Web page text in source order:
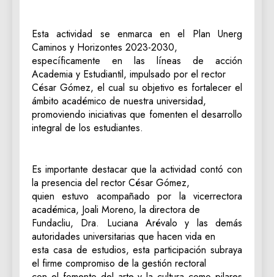
Esta actividad se enmarca en el Plan Unerg
Caminos y Horizontes 2023-2030,
específicamente en las líneas de acción
Academia y Estudiantil, impulsado por el rector
César Gómez, el cual su objetivo es fortalecer el
ámbito académico de nuestra universidad,
promoviendo iniciativas que fomenten el desarrollo
integral de los estudiantes.
Es importante destacar que la actividad contó con
la presencia del rector César Gómez,
quien estuvo acompañado por la vicerrectora
académica, Joali Moreno, la directora de
Fundacliu, Dra. Luciana Arévalo y las demás
autoridades universitarias que hacen vida en
esta casa de estudios, esta participación subraya
el firme compromiso de la gestión rectoral